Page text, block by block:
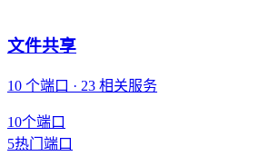
文件共享
10 个端口 · 23 相关服务
10个端口
5热门端口